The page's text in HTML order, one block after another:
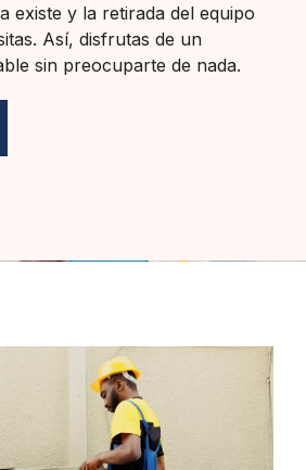
existe y la retirada del equipo
Así, disfrutas de un
sin preocuparte de nada.